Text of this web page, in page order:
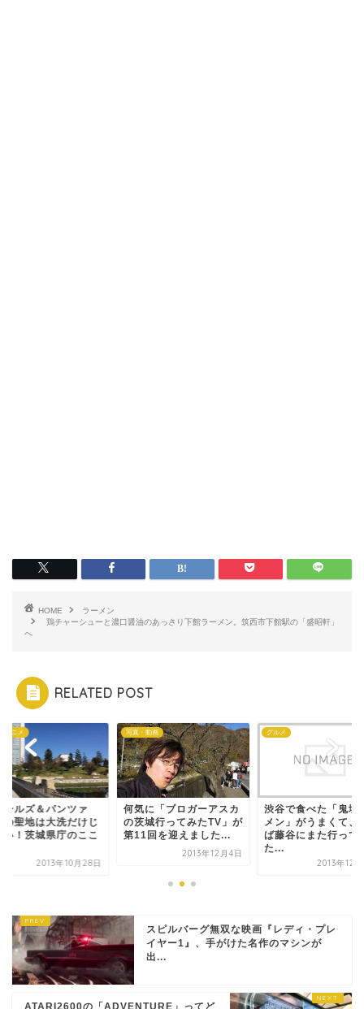
HOME
ラーメン
鶏チャーシューと濃口醤油のあっさり下館ラーメン。筑西市下館駅の「盛昭軒」
へ
RELATED POST
アニメ
ールズ＆パンツァ
の聖地は大洗だけじ
い！茨城県庁のここ
2013年10月28日
写真・動画
何気に「ブロガーアスカ
の茨城行ってみたTV」が
第11回を迎えました...
2013年12月4日
グルメ
渋谷で食べた「鬼塩
メン」がうまくて、
ば藤谷にまた行って
た...
2013年12
スピルバーグ無双な映画『レディ・プレ
イヤー1』、手がけた名作のマシンが
出...